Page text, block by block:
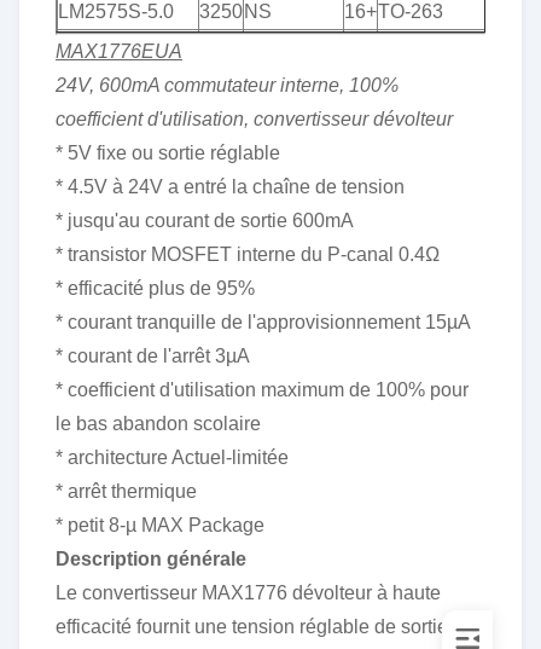
LM2575S-5.0
3250NS 16+TO-263
ADP3338AKC-
3.3
3300ANNONCE 16+SOT-223
AT28C64B-
15SI
3310ATMEL
MMJT9435
3333SUR 16+SOT223
K6X1008C2D-
BF55
3336SAMSUNG16+SOP32
IR2156S
3369IR
HM628512CLP-
5
3400HITACHI
ICM7555IPA
3426INTERSIL 15+ DIP8
LM5025MTCX
3440NS
CM1293-08MR 3442CMD
LM4853MM
TIP135
3450St
IRF9640S
3455IR
PIC16F57-I/SO
3455PUCE 16+ SOP28
SSC54
3470VISHAY 16+DO-214AB
MAX1776EUA
24V, 600mA commutateur interne, 100%
coefficient d'utilisation, convertisseur dévolteur
* 5V fixe ou sortie réglable
* 4.5V à 24V a entré la chaîne de tension
* jusqu'au courant de sortie 600mA
* transistor MOSFET interne du P-canal 0.4Ω
* efficacité plus de 95%
* courant tranquille de l'approvisionnement 15µA
* courant de l'arrêt 3µA
* coefficient d'utilisation maximum de 100% pour
le bas abandon scolaire
* architecture Actuel-limitée
* arrêt thermique
* petit 8-µ MAX Package
Description générale
Le convertisseur MAX1776 dévolteur à haute
efficacité fournit une tension réglable de sortie de